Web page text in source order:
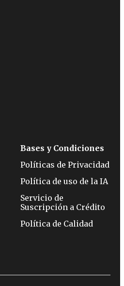
Bases y Condiciones
Políticas de Privacidad
Política de uso de la IA
Servicio de
Suscripción a Crédito
Política de Calidad